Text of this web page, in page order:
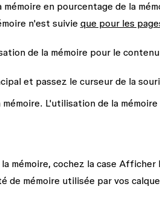
en pourcentage de la
n'est suivie que pour les
de la mémoire pour le
et passez le curseur de la
. L'utilisation de la
mémoire, cochez la case Afficher
de mémoire utilisée par vos